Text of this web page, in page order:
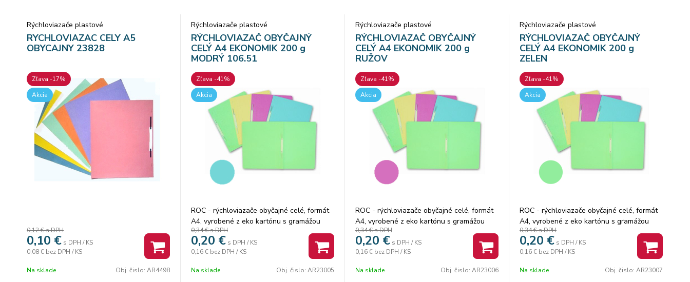
Rýchloviazače plastové
RYCHLOVIAZAC CELY A5
OBYCAJNY 23828
Zľava -17%
Akcia
0,12 €s DPH
0,10 € s DPH / KS
0,08 € bez DPH / KS
Na sklade Obj. čislo: AR4498
Rýchloviazače plastové
RÝCHLOVIAZAČ OBYČAJNÝ
CELÝ A4 EKONOMIK 200 g
MODRÝ 106.51
Zľava -41%
Akcia
ROC - rýchloviazače obyčajné celé, formát
A4, vyrobené z eko kartónu s gramážou
200g/m2.
0,34 €s DPH
0,20 € s DPH / KS
0,16 € bez DPH / KS
Na sklade Obj. čislo: AR23005
Rýchloviazače plastové
RÝCHLOVIAZAČ OBYČAJNÝ
CELÝ A4 EKONOMIK 200 g
RUŽOV
Zľava -41%
Akcia
ROC - rýchloviazače obyčajné celé, formát
A4, vyrobené z eko kartónu s gramážou
200g/m2.
0,34 €s DPH
0,20 € s DPH / KS
0,16 € bez DPH / KS
Na sklade Obj. čislo: AR23006
Rýchloviazače plastové
RÝCHLOVIAZAČ OBYČAJNÝ
CELÝ A4 EKONOMIK 200 g
ZELEN
Zľava -41%
Akcia
ROC - rýchloviazače obyčajné celé, formát
A4, vyrobené z eko kartónu s gramážou
200g/m2.
0,34 €s DPH
0,20 € s DPH / KS
0,16 € bez DPH / KS
Na sklade Obj. čislo: AR23007